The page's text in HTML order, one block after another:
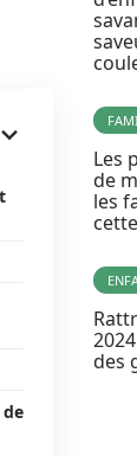
Les
de
les
des